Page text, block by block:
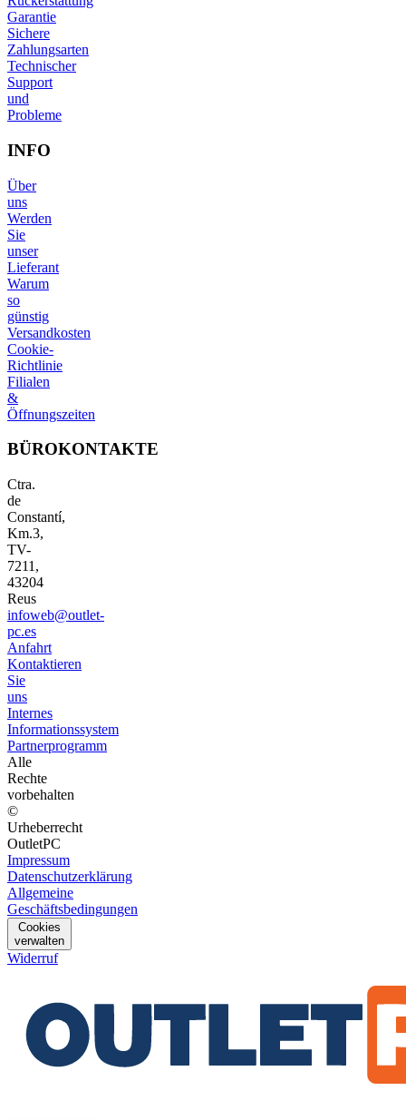
Garantie
Sichere
Zahlungsarten
Technischer
Support
und
Probleme
INFO
Über
uns
Werden
Sie
unser
Lieferant
Warum
so
günstig
Versandkosten
Cookie-
Richtlinie
Filialen
&
Öffnungszeiten
BÜROKONTAKTE
Ctra.
de
Constantí,
Km.3,
TV-
7211,
43204
Reus
infoweb@outlet-
pc.es
Anfahrt
Kontaktieren
Sie
uns
Internes
Informationssystem
Partnerprogramm
Alle
Rechte
vorbehalten
©
Urheberrecht
OutletPC
Impressum
Datenschutzerklärung
Allgemeine
Geschäftsbedingungen
Cookies
verwalten
Widerruf